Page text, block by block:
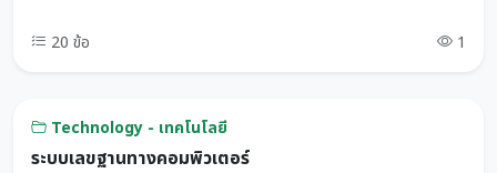
20 ข้อ 1
Technology - เทคโนโลยี
ระบบเลขฐานทางคอมพิวเตอร์